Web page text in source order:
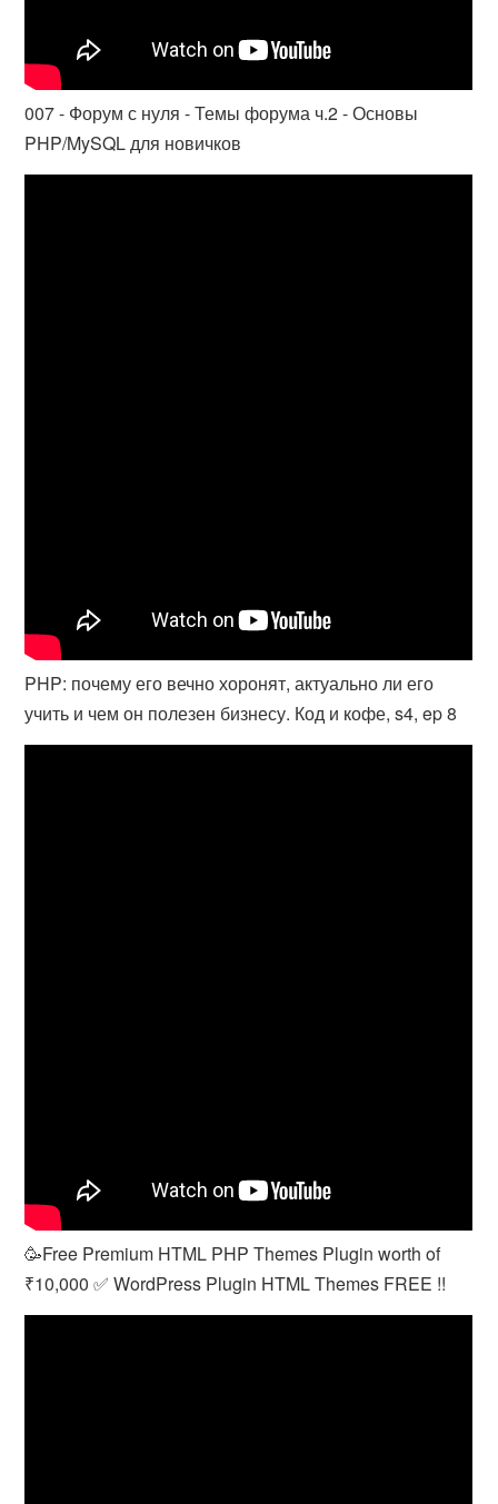
007 - Форум с нуля - Темы форума ч.2 - Основы
PHP/MySQL для новичков
PHP: почему его вечно хоронят, актуально ли его
учить и чем он полезен бизнесу. Код и кофе, s4, ep 8
🥳Free Premium HTML PHP Themes Plugin worth of
₹10,000 ✅ WordPress Plugin HTML Themes FREE !!